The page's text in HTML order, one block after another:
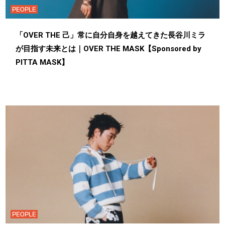
PEOPLE
「OVER THE 己」常に自分自身を越えてきた長谷川ミラ
が目指す未来とは｜OVER THE MASK【Sponsored by
PITTA MASK】
PEOPLE